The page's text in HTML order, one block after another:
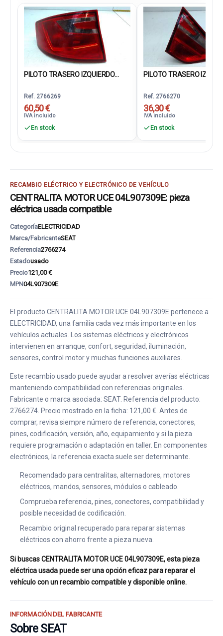
PILOTO TRASERO IZQUIERDO...
Ref. 2766269
60,50 €
IVA incluido
En stock
PILOTO TRASERO
Ref. 2766270
36,30 €
IVA incluido
En stock
RECAMBIO ELÉCTRICO Y ELECTRÓNICO DE VEHÍCULO
CENTRALITA MOTOR UCE 04L907309E: pieza
eléctrica usada compatible
CategoríaELECTRICIDAD
Marca/FabricanteSEAT
Referencia2766274
Estadousado
Precio121,00 €
MPN04L907309E
El producto CENTRALITA MOTOR UCE 04L907309E pertenece a
ELECTRICIDAD, una familia cada vez más importante en los
vehículos actuales. Los sistemas eléctricos y electrónicos
intervienen en arranque, confort, seguridad, iluminación,
sensores, control motor y muchas funciones auxiliares.
Este recambio usado puede ayudar a resolver averías eléctricas
manteniendo compatibilidad con referencias originales.
Fabricante o marca asociada: SEAT. Referencia del producto:
2766274. Precio mostrado en la ficha: 121,00 €. Antes de
comprar, revisa siempre número de referencia, conectores,
pines, codificación, versión, año, equipamiento y si la pieza
requiere programación o adaptación en taller. En componentes
electrónicos, la referencia exacta suele ser determinante.
Recomendado para centralitas, alternadores, motores
eléctricos, mandos, sensores, módulos o cableado.
Comprueba referencia, pines, conectores, compatibilidad y
posible necesidad de codificación.
Recambio original recuperado para reparar sistemas
eléctricos con ahorro frente a pieza nueva.
Si buscas CENTRALITA MOTOR UCE 04L907309E, esta pieza
eléctrica usada puede ser una opción eficaz para reparar el
vehículo con un recambio compatible y disponible online.
INFORMACIÓN DEL FABRICANTE
Sobre SEAT